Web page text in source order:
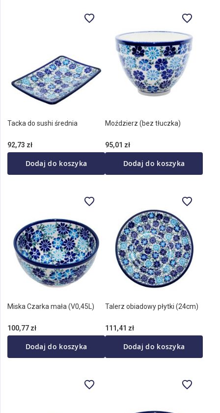
Tacka do sushi średnia
92,73 zł
Dodaj do koszyka
Moździerz (bez tłuczka)
95,01 zł
Dodaj do koszyka
Miska Czarka mała (V0,45L)
100,77 zł
Dodaj do koszyka
Talerz obiadowy płytki (24cm)
111,41 zł
Dodaj do koszyka